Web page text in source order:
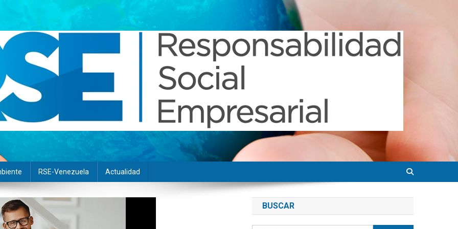
RSE-Venezuela Actualidad
BUSCAR